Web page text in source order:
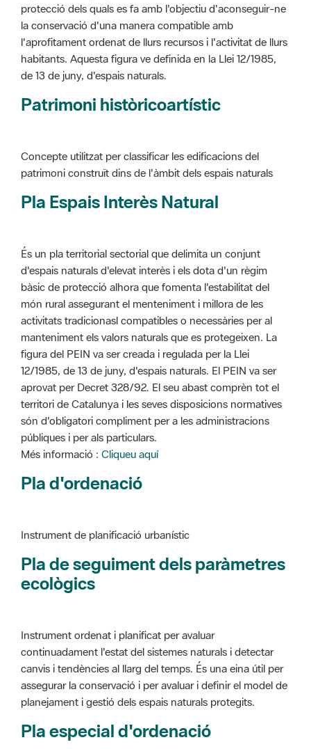
habitants. Aquesta figura ve definida en la Llei 12/1985,
de 13 de juny, d'espais naturals.
Patrimoni històricoartístic
Concepte utilitzat per classificar les edificacions del
Pla Espais Interès Natural
És un pla territorial sectorial que delimita un conjunt
món rural assegurant el menteniment i millora de les
activitats tradicionasl compatibles o necessàries per al
manteniment els valors naturals que es protegeixen. La
figura del PEIN va ser creada i regulada per la Llei
12/1985, de 13 de juny, d'espais naturals. El PEIN va ser
aprovat per Decret 328/92. El seu abast comprèn tot el
territori de Catalunya i les seves disposicions normatives
són d'obligatori compliment per a les administracions
públiques i per als particulars.
Més informació :Cliqueu aquí
Pla d'ordenació
Instrument de planificació urbanístic
ecològics
Instrument ordenat i planificat per avaluar
assegurar la conservació i per avaluar i definir el model de
planejament i gestió dels espais naturals protegits.
Pla especial d'ordenació
Instrument de planificació urbanístic